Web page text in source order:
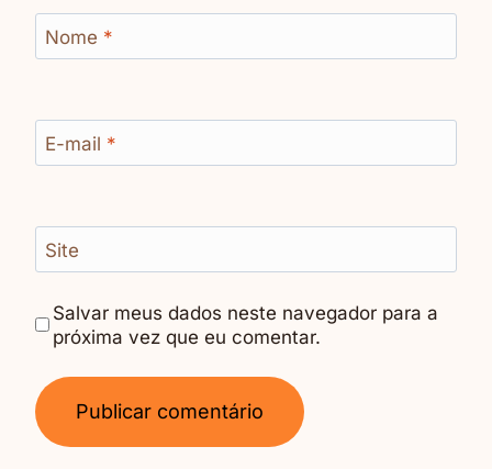
Nome *
E-mail *
Site
Salvar meus dados neste navegador para a
próxima vez que eu comentar.